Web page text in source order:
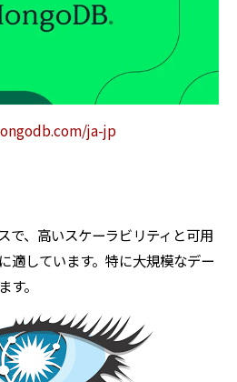
ja-jp
で、高いスケーラビリティと可用
適しています。特に大規模なデー
。